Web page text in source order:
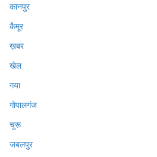
कानपुर
कैमूर
ख़बर
खेल
गया
गोपालगंज
चुरू
जबलपुर